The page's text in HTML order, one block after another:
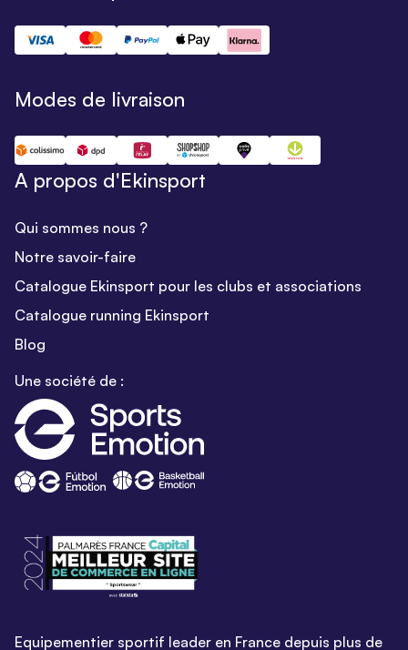
Modes de livraison
A propos d'Ekinsport
Qui sommes nous ?
Notre savoir-faire
Catalogue Ekinsport pour les clubs et associations
Catalogue running Ekinsport
Blog
Une société de :
Equipementier sportif leader en France depuis plus de